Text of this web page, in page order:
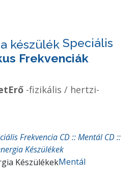
Speciális
Frekvenciák
-fizikális / hertzi-
Mentál